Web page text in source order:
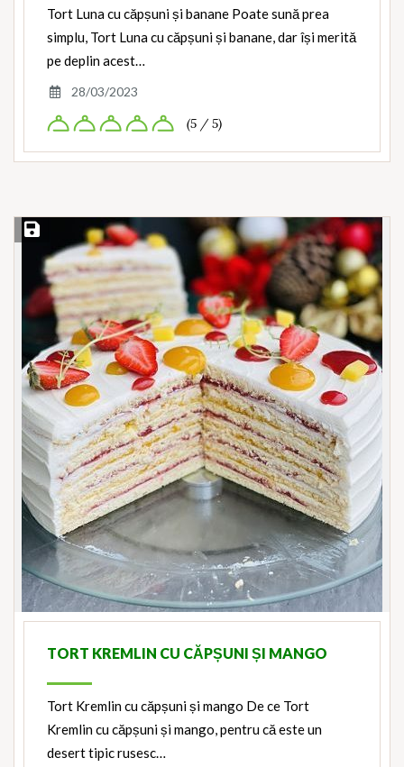
Tort Luna cu căpșuni și banane Poate sună prea
simplu, Tort Luna cu căpșuni și banane, dar își merită
pe deplin acest…
28/03/2023
(5 / 5)
Save Recipe
TORT KREMLIN CU CĂPȘUNI ȘI MANGO
Tort Kremlin cu căpșuni și mango De ce Tort
Kremlin cu căpșuni și mango, pentru că este un
desert tipic rusesc…